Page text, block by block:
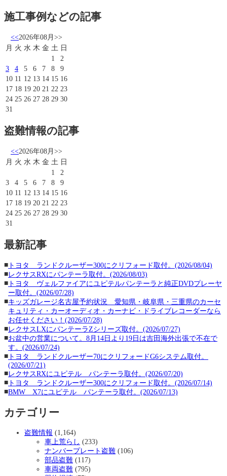
施工事例などの記事
<<2026年08月 >>
月 火 水 木 金 土 日
1
2
3
4 5 6 7 8
9
10 11 12 13 14 15 16
17 18 19 20 21 22 23
24 25 26 27 28 29 30
31
盗難情報の記事
<<2026年08月 >>
月 火 水 木 金 土 日
1
2
3
4 5 6 7 8
9
10 11 12 13 14 15 16
17 18 19 20 21 22 23
24 25 26 27 28 29 30
31
最新記事
■ トヨタ ランドクルーザー300にクリフォード取付。(2026/08/04)
■レクサスRXにパンテーラ取付。(2026/08/03)
■ トヨタ ヴェルファイアにユピテルパンテーラと純正DVDプレーヤ
ー取付。(2026/07/28)
■キッズガレージ名古屋予約状況 愛知県・岐阜県・三重県のカーセ
キュリティ・カーオーディオ・カーナビ・ドライブレコーダーなら
お任せください！(2026/07/28)
■レクサスLXにパンテーラZシリーズ取付。(2026/07/27)
■お盆中の営業について。8月14日より19日は吉田海外出張で不在で
す。(2026/07/24)
■ トヨタ ランドクルーザー70にクリフォードG6システム取付。
(2026/07/21)
■レクサスRXにユピテル パンテーラ取付。(2026/07/20)
■ トヨタ ランドクルーザー300にクリフォード取付。(2026/07/14)
■BMW X7にユピテル パンテーラ取付。(2026/07/13)
カテゴリー
盗難情報 (1,164)
車上荒らし (233)
ナンバープレート盗難 (106)
部品盗難 (117)
車両盗難 (795)